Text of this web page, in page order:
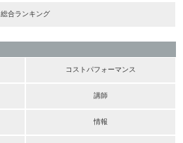
総合ランキング
コストパフォーマンス
講師
情報